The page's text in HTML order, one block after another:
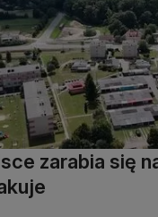
zarabia się